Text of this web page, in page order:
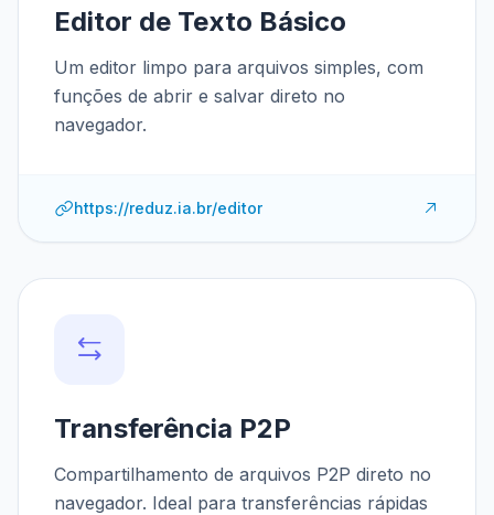
Editor de Texto Básico
Um editor limpo para arquivos simples, com
funções de abrir e salvar direto no
navegador.
https://reduz.ia.br/editor
Transferência P2P
Compartilhamento de arquivos P2P direto no
navegador. Ideal para transferências rápidas